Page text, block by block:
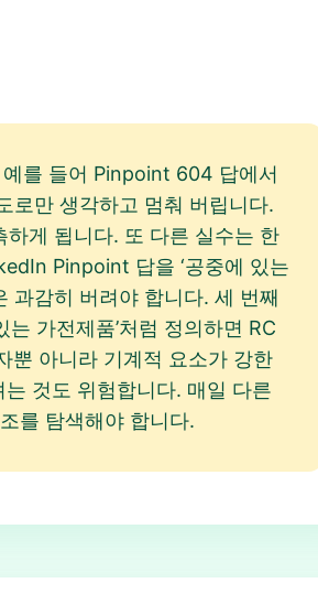
를 들어 Pinpoint 604 답에서
로만 생각하고 멈춰 버립니다.
게 됩니다. 또 다른 실수는 한
Pinpoint 답을 ‘공중에 있는
과감히 버려야 합니다. 세 번째
가전제품’처럼 정의하면 RC
뿐 아니라 기계적 요소가 강한
것도 위험합니다. 매일 다른
를 탐색해야 합니다.